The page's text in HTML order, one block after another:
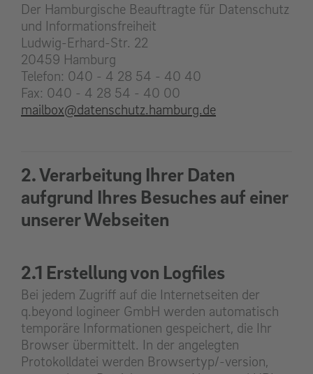
Der Hamburgische Beauftragte für Datenschutz
und Informationsfreiheit
Ludwig-Erhard-Str. 22
20459 Hamburg
Telefon: 040 - 4 28 54 - 40 40
Fax: 040 - 4 28 54 - 40 00
mailbox@datenschutz.hamburg.de
2. Verarbeitung Ihrer Daten
aufgrund Ihres Besuches auf einer
unserer Webseiten
2.1 Erstellung von Logfiles
Bei jedem Zugriff auf die Internetseiten der
q.beyond logineer GmbH werden automatisch
temporäre Informationen gespeichert, die Ihr
Browser übermittelt. In der angelegten
Protokolldatei werden Browsertyp/-version,